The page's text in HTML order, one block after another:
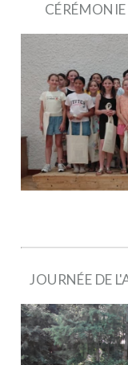
JOURNÉE DE